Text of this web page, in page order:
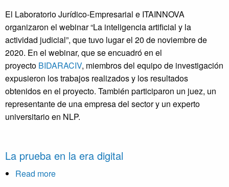
“La
inteligencia
artificial
y
la
actividad
judicial”
El Laboratorio Jurídico-Empresarial e ITAINNOVA
organizaron el webinar “La inteligencia artificial y la
actividad judicial”, que tuvo lugar el 20 de noviembre de
2020. En el webinar, que se encuadró en el
proyecto BIDARACIV, miembros del equipo de investigación
expusieron los trabajos realizados y los resultados
obtenidos en el proyecto. También participaron un juez, un
representante de una empresa del sector y un experto
universitario en NLP.
La prueba en la era digital
Read more